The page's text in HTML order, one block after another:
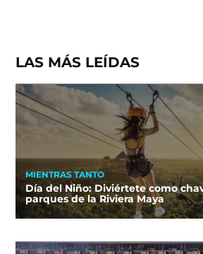
LAS MÁS LEÍDAS
MIENTRAS TANTO
Día del Niño: Diviértete como
parques de la Riviera Maya